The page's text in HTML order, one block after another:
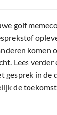
golf
komen
Lees verder
gesprek in de
de